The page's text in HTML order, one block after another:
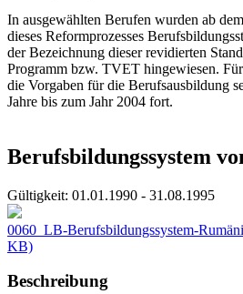
In ausgewählten Berufen wurden ab
dieses Reformprozesses
der Bezeichnung dieser revidierten
Programm bzw. TVET hingewiesen.
die Vorgaben für die Berufsausbildung
Jahre bis zum Jahr 2004 fort.
Berufsbildungssystem
Gültigkeit: 01.01.1990 - 31.08.1995
0060_LB-Berufsbildungssystem-
KB)
Beschreibung